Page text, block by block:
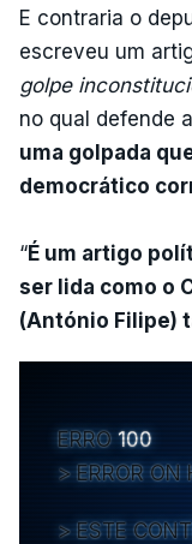
E contraria o
escreveu um
golpe
no qual defende
uma golpada
democrático
“É um artigo
ser lida como o
(António Filipe)
ERRO 100
ERROR ON
ESTE